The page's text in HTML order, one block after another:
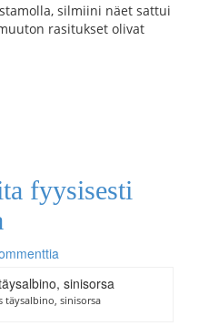
silmiini näet sattui
rasitukset olivat
fyysisesti
täysalbino, sinisorsa